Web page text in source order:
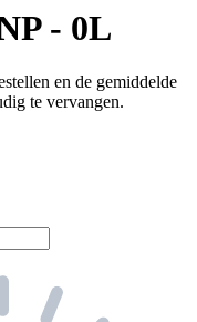
- 0L
en de gemiddelde
te vervangen.